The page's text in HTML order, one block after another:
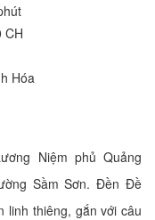
CH
Hóa
Niệm phủ Quảng
Sầm Sơn. Đền Đề
linh thiêng, gắn với câu